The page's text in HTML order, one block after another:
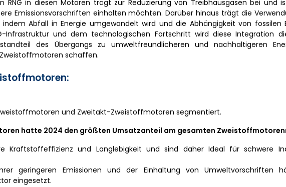
RNG in diesen Motoren trägt zur Reduzierung von Treibhausgasen bei und
Emissionsvorschriften einhalten möchten. Darüber hinaus trägt die
Abfall in Energie umgewandelt wird und die Abhängigkeit von fossilen
Infrastruktur und dem technologischen Fortschritt wird diese Integration
des Übergangs zu umweltfreundlicheren und nachhaltigeren
schaffen.
und Zweitakt-Zweistoffmotoren segmentiert.
hatte 2024 den größten Umsatzanteil am gesamten
Kraftstoffeffizienz und Langlebigkeit und sind daher Ideal für schwere
geringeren Emissionen und der Einhaltung von Umweltvorschriften
eingesetzt.